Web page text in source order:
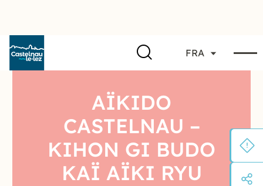
FRA
AÏKIDO
CASTELNAU –
KIHON GI BUDO
KAÏ AÏKI RYU